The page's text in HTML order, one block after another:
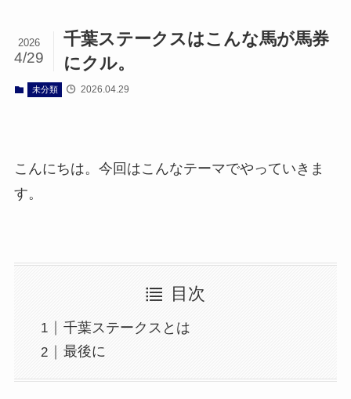
千葉ステークスはこんな馬が馬券
にクル。
2026
4/29
未分類 2026.04.29
こんにちは。今回はこんなテーマでやっていきま
す。
目次
千葉ステークスとは
最後に